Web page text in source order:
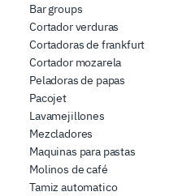
Bar groups
Cortador verduras
Cortadoras de frankfurt
Cortador mozarela
Peladoras de papas
Pacojet
Lavamejillones
Mezcladores
Maquinas para pastas
Molinos de café
Tamiz automatico